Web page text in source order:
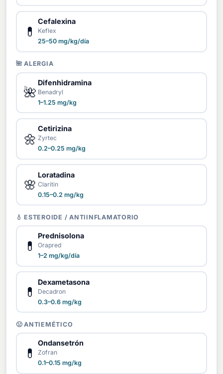
💊
Cefalexina
Keflex
25–50 mg/kg/día
🌺 ALERGIA
🌺
Difenhidramina
Benadryl
1–1.25 mg/kg
🌼
Cetirizina
Zyrtec
0.2–0.25 mg/kg
🌸
Loratadina
Claritin
0.15–0.2 mg/kg
💧 ESTEROIDE / ANTIINFLAMATORIO
💊
Prednisolona
Orapred
1–2 mg/kg/día
💊
Dexametasona
Decadron
0.3–0.6 mg/kg
🤢 ANTIEMÉTICO
💊
Ondansetrón
Zofran
0.1–0.15 mg/kg